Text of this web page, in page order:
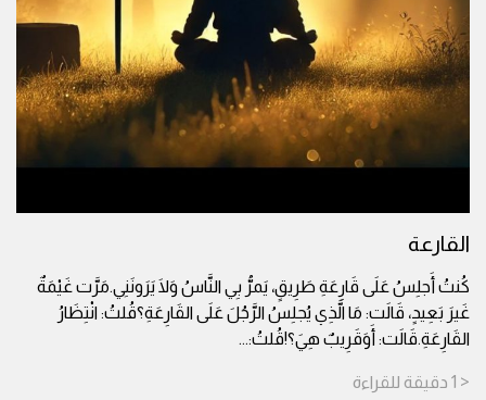
القارعة
كُنتُ أَجلِسُ عَلَى قَارِعَةِ طَرِيقٍ، يَمرُّ بِي النَّاسُ وَلَا يَرَونَنِي.مَرَّت غَيْمَةٌ
غَيرَ بَعِيدٍ، قَالَت: مَا الَّذِي يُجلِسُ الرَّجُلَ عَلَى القَارِعَةِ؟قُلتُ: انْتِظَارُ
القَارِعَةِ.قَالَت: أَوَقَرِيبٌ هِيَ؟!قُلتُ:...
< 1 دقيقة للقراءة